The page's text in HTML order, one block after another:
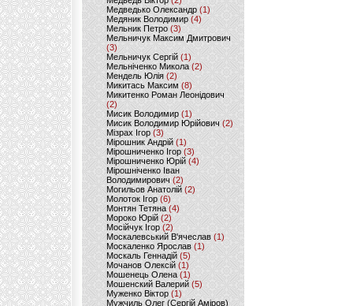
Медведько Олександр (1)
Медяник Володимир(4)
Мельник Петро (3)
Мельничук Максим Дмитрович
(3)
Мельничук Сергій (1)
Мельніченко Микола (2)
Мендель Юлія (2)
Микитась Максим (8)
Микитенко Роман Леонідович
(2)
Мисик Володимир (1)
Мисик Володимир Юрійович(2)
Мізрах Ігор(3)
Мірошник Андрій(1)
Мірошниченко Ігор (3)
Мірошниченко Юрій(4)
Мірошніченко Іван
Володимирович (2)
Могильов Анатолій (2)
Молоток Ігор (6)
Монтян Тетяна (4)
Мороко Юрій(2)
Мосійчук Ігор (2)
Москалевський В'ячеслав (1)
Москаленко Ярослав (1)
Москаль Геннадій (5)
Мочанов Олексій(1)
Мошенець Олена(1)
Мошенский Валерий (5)
Муженко Віктор (1)
Мужчиль Олег (Сергій Аміров)